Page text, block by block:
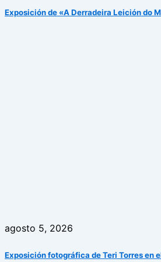
Exposición de «A Derradeira Leición do
agosto 5, 2026
Exposición fotográfica de Teri Torres en